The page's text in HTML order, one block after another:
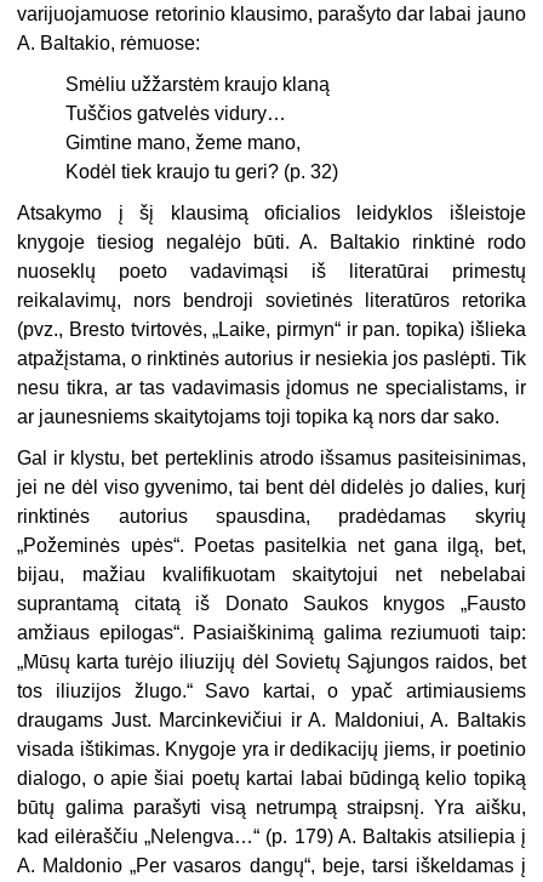
varijuojamuose retorinio klausimo, parašyto dar labai jauno
A. Baltakio, rėmuose:
Smėliu užžarstėm kraujo klaną
Tuščios gatvelės vidury…
Gimtine mano, žeme mano,
Kodėl tiek kraujo tu geri? (p. 32)
Atsakymo į šį klausimą oficialios
leidyklos išleistoje
knygoje tiesiog negalėjo būti. A. Baltakio rinktinė rodo
nuoseklų poeto vadavimąsi iš literatūrai primestų
reikalavimų, nors bendroji sovietinės literatūros retorika
(pvz., Bresto tvirtovės, „Laike, pirmyn“ ir pan. topika) išlieka
atpažįstama, o rinktinės autorius ir nesiekia jos paslėpti. Tik
nesu tikra, ar tas vadavimasis įdomus ne specialistams, ir
ar jaunesniems skaitytojams toji topika ką nors dar sako.
Gal ir klystu, bet perteklinis atrodo išsamus pasiteisinimas,
jei ne dėl viso gyvenimo, tai bent dėl didelės jo dalies, kurį
rinktinės autorius spausdina, pradėdamas skyrių
„Požeminės upės“. Poetas pasitelkia net gana ilgą, bet,
bijau, mažiau kvalifikuotam skaitytojui net nebelabai
suprantamą citatą iš Donato Saukos knygos „Fausto
amžiaus epilogas“. Pasiaiškinimą galima reziumuoti taip:
„Mūsų karta turėjo iliuzijų dėl Sovietų Sąjungos raidos, bet
tos iliuzijos žlugo.“ Savo kartai, o ypač artimiausiems
draugams Just. Marcinkevičiui ir A. Maldoniui, A. Baltakis
visada ištikimas. Knygoje yra ir dedikacijų jiems, ir poetinio
dialogo, o apie šiai poetų kartai labai būdingą kelio topiką
būtų galima parašyti visą netrumpą straipsnį. Yra aišku,
kad eilėraščiu „Nelengva…“ (p. 179) A. Baltakis atsiliepia į
A. Maldonio „Per vasaros dangų“, beje, tarsi iškeldamas į